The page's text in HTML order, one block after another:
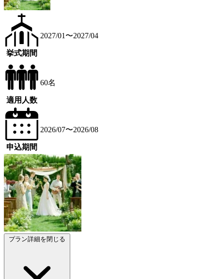
挙式期間
2027/01〜2027/04
適用人数
60名
申込期間
2026/07〜2026/08
プラン詳細を閉じる